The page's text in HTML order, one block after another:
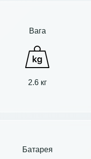
Вага
2.6 кг
Батарея